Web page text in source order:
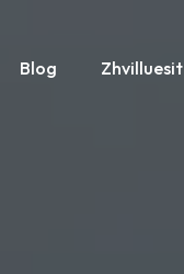
Blog Zhvilluesit